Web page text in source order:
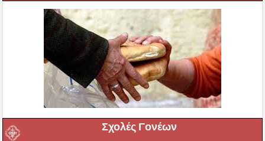
Σχολές Γονέων